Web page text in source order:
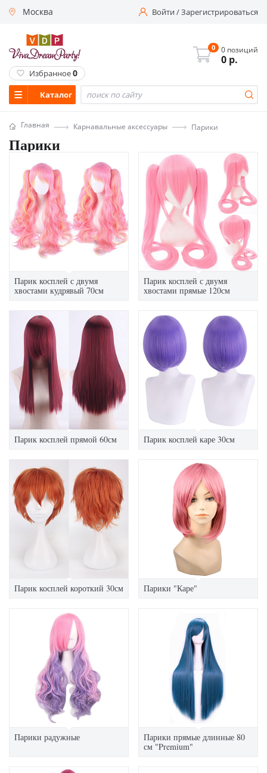
Москва Войти/Зарегистрироваться
Каталог
0 0 позиций
0 р.
Избранное0
Главная Карнавальные аксессуары Парики
Парики
Парик косплей с двумя
хвостами кудрявый 70см
Парик косплей с двумя
хвостами прямые 120см
Парик косплей прямой 60см Парик косплей каре 30см
Парик косплей короткий 30см Парики "Каре"
Парики радужные
Парики прямые длинные 80
см "Premium"